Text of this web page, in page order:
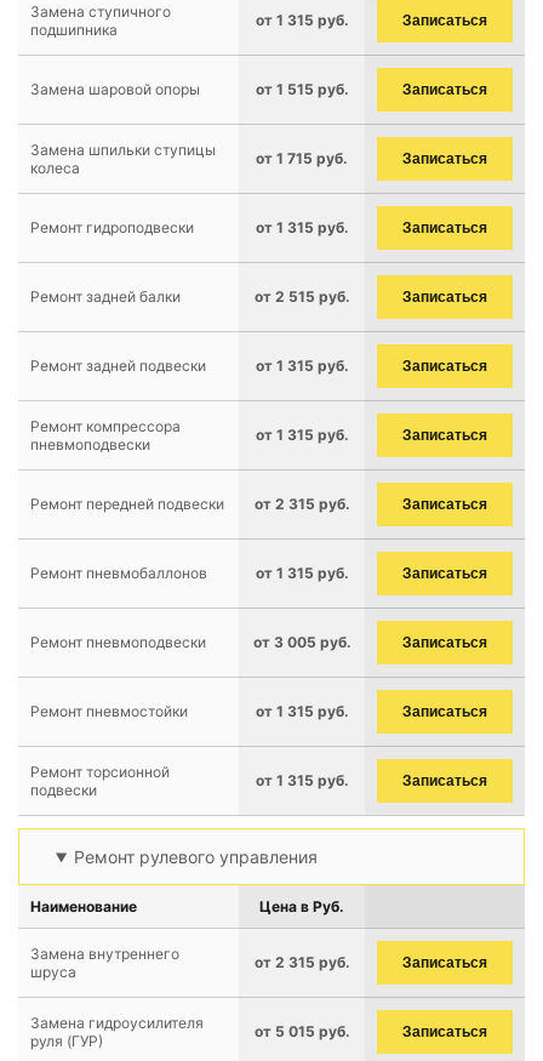
Замена ступичного
подшипника
от 1 315 руб. Записаться
Замена шаровой опоры от 1 515 руб. Записаться
Замена шпильки ступицы
колеса
от 1 715 руб. Записаться
Ремонт гидроподвески от 1 315 руб. Записаться
Ремонт задней балки от 2 515 руб. Записаться
Ремонт задней подвески от 1 315 руб. Записаться
Ремонт компрессора
пневмоподвески
от 1 315 руб. Записаться
Ремонт передней подвески от 2 315 руб. Записаться
Ремонт пневмобаллонов от 1 315 руб. Записаться
Ремонт пневмоподвески от 3 005 руб. Записаться
Ремонт пневмостойки от 1 315 руб. Записаться
Ремонт торсионной
подвески
от 1 315 руб. Записаться
Ремонт рулевого управления
Наименование Цена в Руб.
Замена внутреннего
шруса
от 2 315 руб. Записаться
Замена гидроусилителя
руля (ГУР)
от 5 015 руб. Записаться